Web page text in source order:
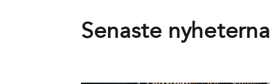
Senaste nyheterna